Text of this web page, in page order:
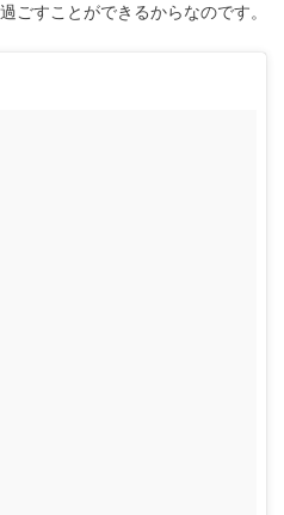
ごすことができるからなのです。